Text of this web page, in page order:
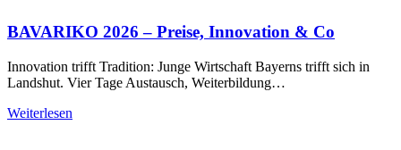
BAVARIKO 2026 – Preise, Innovation & Co
Innovation trifft Tradition: Junge Wirtschaft Bayerns trifft sich in
Landshut. Vier Tage Austausch, Weiterbildung…
Weiterlesen